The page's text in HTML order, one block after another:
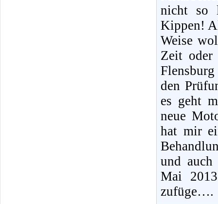
nicht so
Kippen!
Weise
Zeit oder
den
es geht
neue
hat mir
und auch
Mai
zufüge….